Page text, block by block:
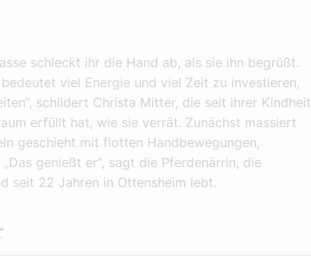
schleckt ihr die Hand ab, als sie ihn begrüßt.
viel Energie und viel Zeit zu investieren,
schildert Christa Mitter, die seit ihrer Kindheit
erfüllt hat, wie sie verrät. Zunächst massiert
geschieht mit flotten Handbewegungen,
genießt er“, sagt die Pferdenärrin, die
seit 22 Jahren in Ottensheim lebt.
Lehrerin im Europagymnasium Auhof in Linz,